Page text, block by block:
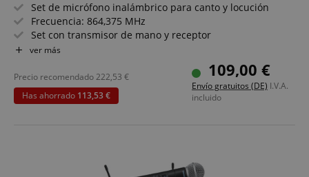
Set de micrófono inalámbrico para canto y locución
Frecuencia: 864,375 MHz
Set con transmisor de mano y receptor
Manejo sencillo - desempaquetar y empezar (Plug'n'Play)
Transmisión fiable y alta calidad de sonido gracias a la
tecnología HDAP
Micrófono inalámbrico con cápsula dinámica
ver más
109,00 €
Envío gratuitos (DE) I.V.A.
incluido
Precio recomendado222,53 €
Has ahorrado 113,53 €